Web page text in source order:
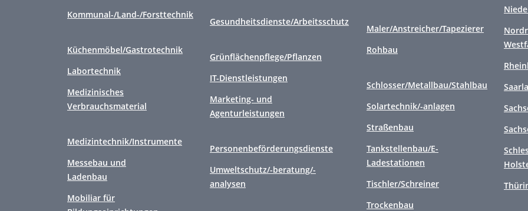
Kommunal-/Land-/Forsttechnik
Küchenmöbel/Gastrotechnik
Labortechnik
Medizinisches
Verbrauchsmaterial
Medizintechnik/Instrumente
Messebau und
Ladenbau
Mobiliar für
Gesundheitsdienste/Arbeitsschutz
Grünflächenpflege/Pflanzen
IT-Dienstleistungen
Marketing- und
Agenturleistungen
Personenbeförderungsdienste
Umweltschutz/-beratung/-
analysen
Maler/Anstreicher/Tapezierer
Rohbau
Schlosser/Metallbau/Stahlbau
Solartechnik/-anlagen
Straßenbau
Tankstellenbau/E-
Ladestationen
Tischler/Schreiner
Trockenbau